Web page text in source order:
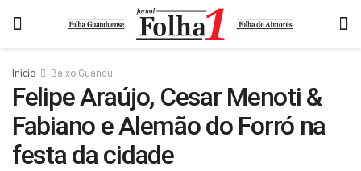
Início Baixo Guandu
Felipe Araújo, Cesar Menoti &
Fabiano e Alemão do Forró na
festa da cidade